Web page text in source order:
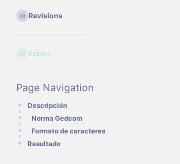
Revisions
Export
Page Navigation
Descripción
Norma Gedcom
Formato de caracteres
Resultado